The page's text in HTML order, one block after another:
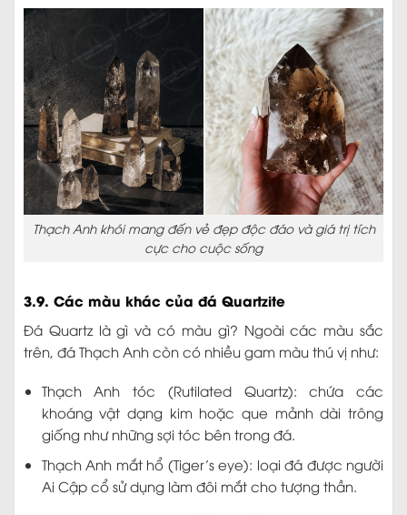
Thạch Anh khói mang đến vẻ đẹp độc đáo và giá trị tích
cực cho cuộc sống
3.9. Các màu khác của đá Quartzite
Đá Quartz là gì và có màu gì? Ngoài các màu sắc
trên, đá Thạch Anh còn có nhiều gam màu thú vị như:
Thạch Anh tóc (Rutilated Quartz): chứa các
khoáng vật dạng kim hoặc que mảnh dài trông
giống như những sợi tóc bên trong đá.
Thạch Anh mắt hổ (Tiger’s eye): loại đá được người
Ai Cập cổ sử dụng làm đôi mắt cho tượng thần.